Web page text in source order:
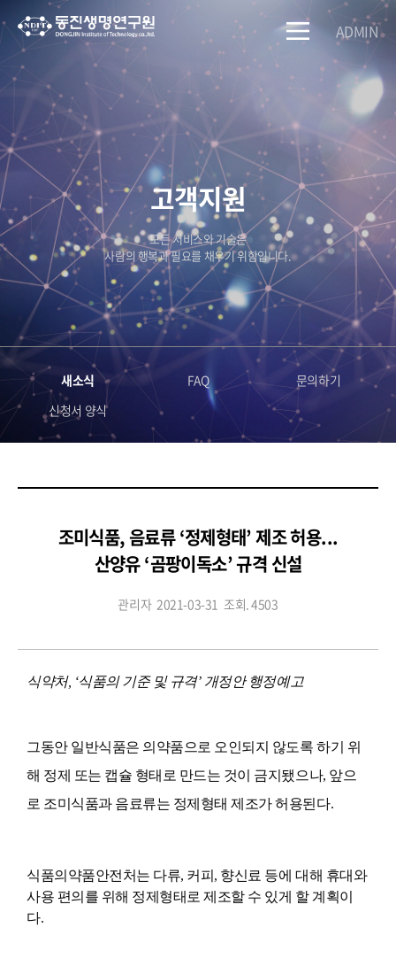
ADMIN
고객지원
모든 서비스와 기술은
사람의 행복과 필요를 채우기 위함입니다.
새소식 FAQ
문의하기
신청서 양식
조미식품, 음료류 ‘정제형태’ 제조 허용...
산양유 ‘곰팡이독소’ 규격 신설
관리자 2021-03-31 조회. 4503
식약처, ‘식품의 기준 및 규격’ 개정안 행정예고
그동안 일반식품은 의약품으로 오인되지 않도록 하기 위
해 정제 또는 캡슐 형태로 만드는 것이 금지됐으나, 앞으
로 조미식품과 음료류는 정제형태 제조가 허용된다.
식품의약품안전처는 다류, 커피, 향신료 등에 대해 휴대와
사용 편의를 위해 정제형태로 제조할 수 있게 할 계획이
다.